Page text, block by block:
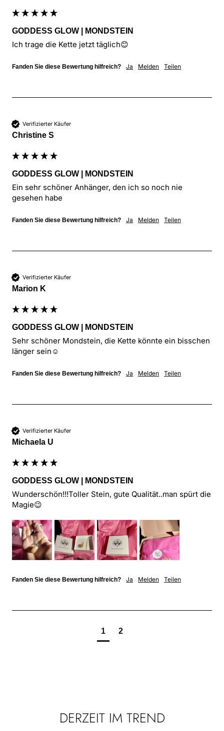
GODDESS GLOW | MONDSTEIN
Ich trage die Kette jetzt täglich😊
Fanden Sie diese Bewertung hilfreich? Ja Melden Teilen
Verifizierter Käufer
Christine S
GODDESS GLOW | MONDSTEIN
Ein sehr schöner Anhänger, den ich so noch nie
gesehen habe
Fanden Sie diese Bewertung hilfreich? Ja Melden Teilen
Verifizierter Käufer
Marion K
GODDESS GLOW | MONDSTEIN
Sehr schöner Mondstein, die Kette könnte ein bisschen
länger sein☺️
Fanden Sie diese Bewertung hilfreich? Ja Melden Teilen
Verifizierter Käufer
Michaela U
GODDESS GLOW | MONDSTEIN
Wunderschön!!!Toller Stein, gute Qualität..man spürt die
Magie😉
Fanden Sie diese Bewertung hilfreich? Ja Melden Teilen
1 2
DERZEIT IM TREND